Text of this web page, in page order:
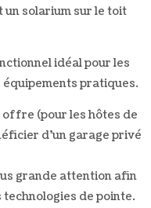
un solarium sur le toit
idéal pour les
équipements pratiques.
offre (pour les hôtes de
d’un garage privé
grande attention afin
de pointe.